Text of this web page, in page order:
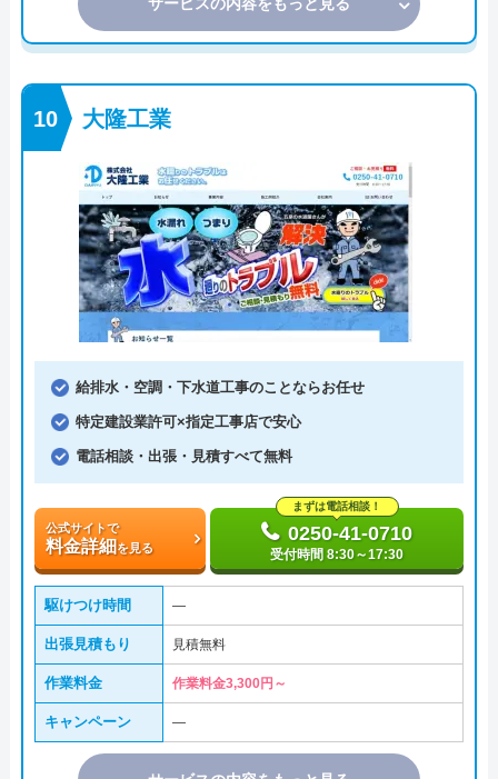
大隆工業
給排水・空調・下水道工事のことならお任せ
特定建設業許可×指定工事店で安心
電話相談・出張・見積すべて無料
公式サイトで
料金詳細を見る
まずは電話相談！
0250-41-0710
受付時間 8:30～17:30
駆けつけ時間 ―
出張見積もり 見積無料
作業料金 作業料金3,300円～
キャンペーン ―